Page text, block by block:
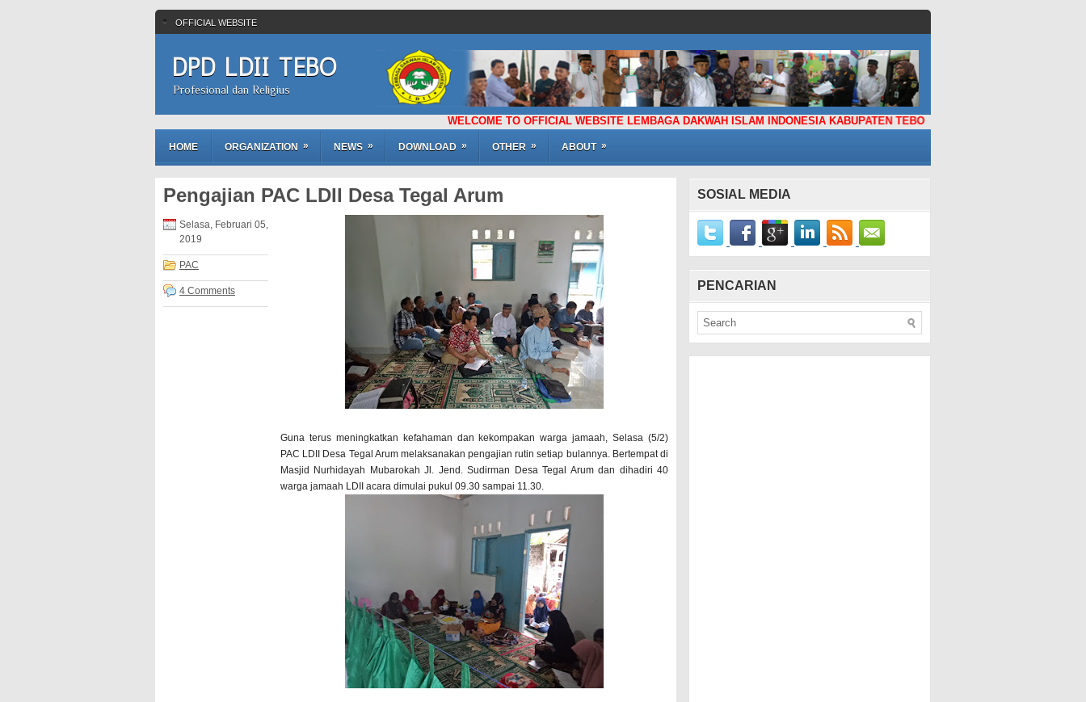
OFFICIAL WEBSITE
DPD LDII TEBO
Profesional dan Religius
WELCOME TO OFFICIAL WEBSITE LEMBAGA DAKWAH ISLAM INDONESIA KABUPATEN TEBO
HOME ORGANIZATION » NEWS » DOWNLOAD » OTHER » ABOUT »
Pengajian PAC LDII Desa Tegal Arum
Selasa, Februari 05,
2019
PAC
4 Comments
Guna terus meningkatkan kefahaman dan kekompakan warga jamaah, Selasa (5/2)
PAC LDII Desa Tegal Arum melaksanakan pengajian rutin setiap bulannya. Bertempat di
Masjid Nurhidayah Mubarokah Jl. Jend. Sudirman Desa Tegal Arum dan dihadiri 40
warga jamaah LDII acara dimulai pukul 09.30 sampai 11.30.
SOSIAL MEDIA
PENCARIAN